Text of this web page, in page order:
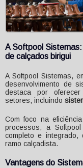
A Softpool
de calçados birigui
A Softpool Sistemas,
desenvolvimento de
destaca por
setores, incluindo
Com foco na
processos, a
completo e
ramo calçadista.
Vantagens do